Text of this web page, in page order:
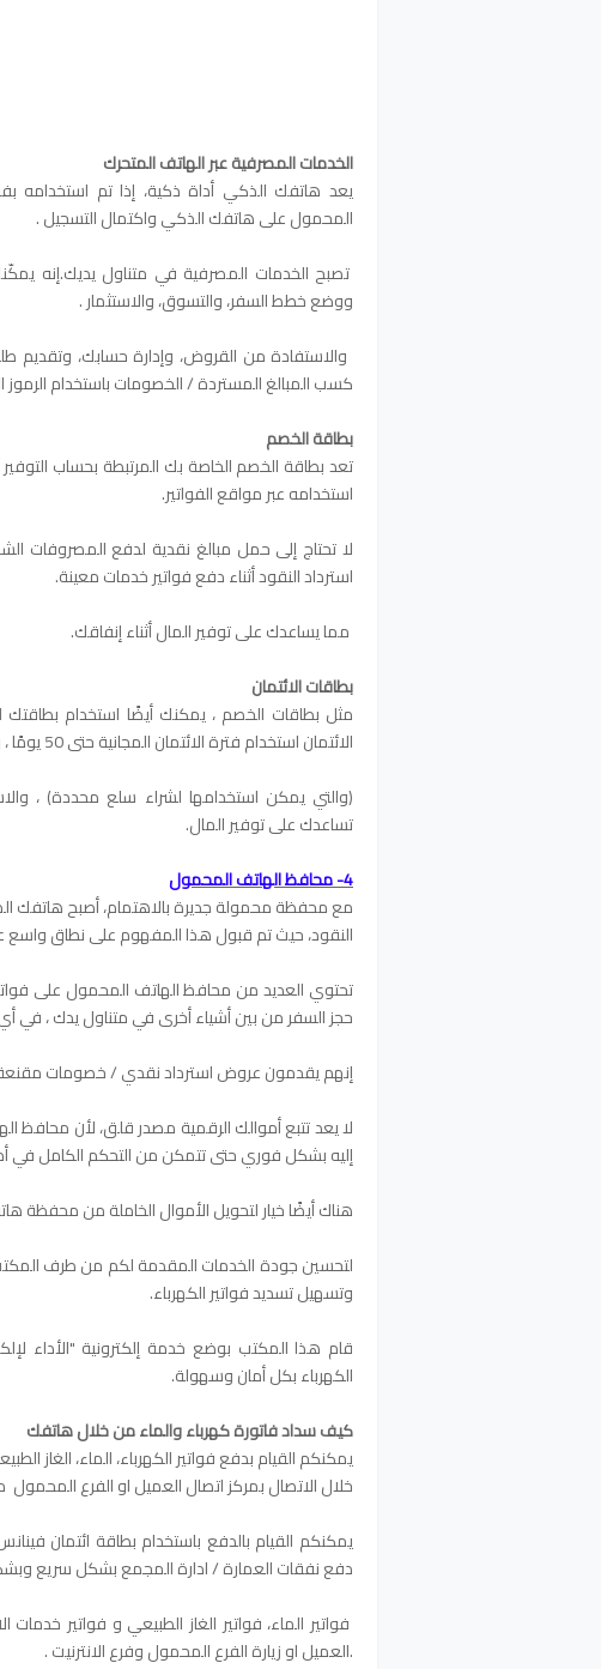
الخدمات المصرفية عبر الهاتف المتحرك
يعد هاتفك الذكي أداة ذكية، إذا تم استخدامه
المحمول على هاتفك الذكي واكتمال التسجيل .
تصبح الخدمات المصرفية في متناول يديك.إنه
ووضع خطط السفر، والتسوق، والاستثمار .
والاستفادة من القروض، وإدارة حسابك، وتقديم
كسب المبالغ المستردة / الخصومات باستخدام الرموز
بطاقة الخصم
تعد بطاقة الخصم الخاصة بك المرتبطة بحساب
استخدامه عبر مواقع الفواتير.
لا تحتاج إلى حمل مبالغ نقدية لدفع المصروفات
استرداد النقود أثناء دفع فواتير خدمات معينة.
مما يساعدك على توفير المال أثناء إنفاقك.
بطاقات الائتمان
مثل بطاقات الخصم ، يمكنك أيضًا استخدام بطاقتك
الائتمان استخدام فترة الائتمان المجانية حتى 50 يومًا ، وكسب نقاط المكافأة
(والتي يمكن استخدامها لشراء سلع محددة) ،
تساعدك على توفير المال.
4- محافظ الهاتف المحمول
مع محفظة محمولة جديرة بالاهتمام، أصبح هاتفك
النقود، حيث تم قبول هذا المفهوم على نطاق واسع
تحتوي العديد من محافظ الهاتف المحمول على
حجز السفر من بين أشياء أخرى في متناول يدك ،
إنهم يقدمون عروض استرداد نقدي / خصومات مقنعة
لا يعد تتبع أموالك الرقمية مصدر قلق، لأن محافظ
إليه بشكل فوري حتى تتمكن من التحكم الكامل في
هناك أيضًا خيار لتحويل الأموال الخاملة من
لتحسين جودة الخدمات المقدمة لكم من طرف المكتب
وتسهيل تسديد فواتير الكهرباء.
الكهرباء بكل أمان وسهولة.
كيف سداد فاتورة كهرباء والماء من خلال هاتفك
​يمكنكم القيام بدفع فواتير الكهرباء، الماء، الغاز
خلال الاتصال بمركز اتصال العميل او الفرع المحمول
يمكنكم القيام بالدفع باستخدام بطاقة ائتمان
دفع نفقات العمارة / ادارة المجمع بشكل سريع
فواتير الماء، فواتير الغاز الطبيعي و فواتير
.العميل او زيارة الفرع المحمول وفرع الانترنيت .